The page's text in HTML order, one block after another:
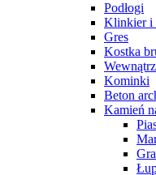
Podłogi
Klinkier i
Gres
Kostka
Kominki
Beton
Kamień